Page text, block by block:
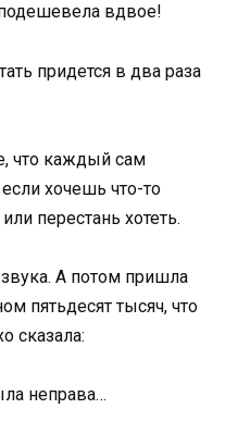
вдвое!
придется в два раза
что каждый сам
хочешь что-то
перестань хотеть.
А потом пришла
пятьдесят тысяч, что
сказала:
неправа…